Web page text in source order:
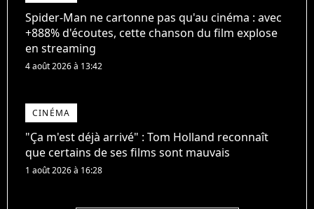
Spider-Man ne cartonne pas qu'au cinéma : avec
+888% d'écoutes, cette chanson du film explose
en streaming
4 août 2026 à 13:42
CINÉMA
"Ça m'est déjà arrivé" : Tom Holland reconnaît
que certains de ses films sont mauvais
1 août 2026 à 16:28